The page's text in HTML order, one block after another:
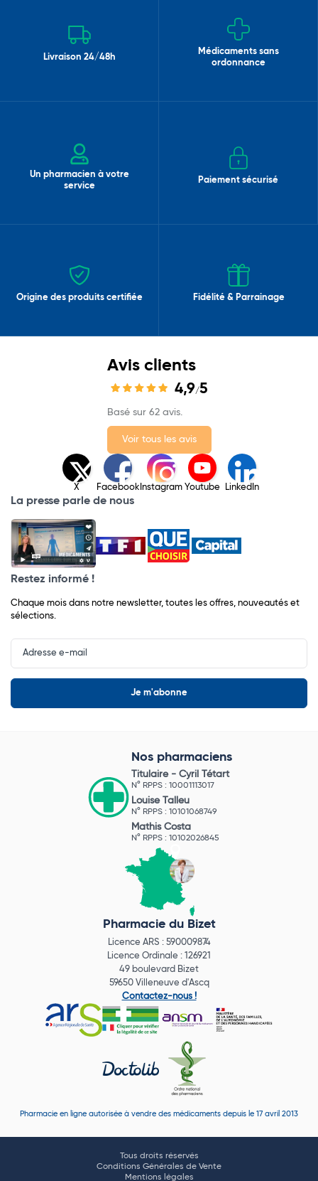
Livraison 24/48h
Médicaments sans
ordonnance
Un pharmacien à votre
service
Paiement sécurisé
Origine des produits certifiée Fidélité & Parrainage
Avis clients
4,9/5
Basé sur 62 avis.
Voir tous les avis
X Facebook Instagram Youtube LinkedIn
La presse parle de nous
Restez informé !
Chaque mois dans notre newsletter, toutes les offres, nouveautés et
sélections.
Input
Newsletter
Nos pharmaciens
Titulaire - Cyril Tétart
N° RPPS : 10001113017
Louise Talleu
N° RPPS : 10101068749
Mathis Costa
N° RPPS : 10102026845
Pharmacie du Bizet
Licence ARS : 590009874
Licence Ordinale : 126921
49 boulevard Bizet
59650 Villeneuve d'Ascq
Contactez-nous !
Pharmacie en ligne autorisée à vendre des médicaments depuis le 17 avril 2013
Tous droits réservés
Conditions Générales de Vente
Mentions légales